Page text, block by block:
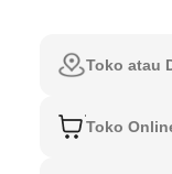
Toko atau
Toko